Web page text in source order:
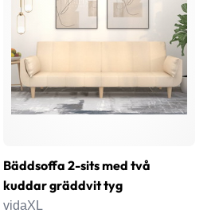
Bäddsoffa 2-sits med två
kuddar gräddvit tyg
vidaXL